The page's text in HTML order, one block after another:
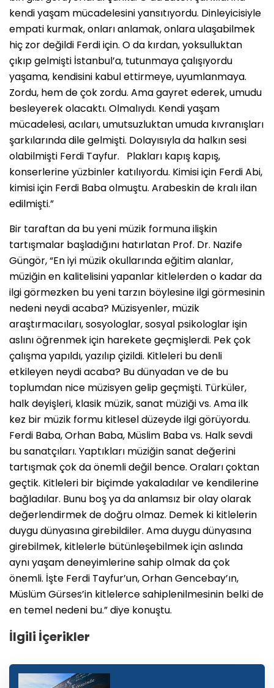
kendi yaşam mücadelesini yansıtıyordu. Dinleyicisiyle
empati kurmak, onları anlamak, onlara ulaşabilmek
hiç zor değildi Ferdi için. O da kırdan, yoksulluktan
çıkıp gelmişti İstanbul’a, tutunmaya çalışıyordu
yaşama, kendisini kabul ettirmeye, uyumlanmaya.
Zordu, hem de çok zordu. Ama gayret ederek, umudu
besleyerek olacaktı. Olmalıydı. Kendi yaşam
mücadelesi, acıları, umutsuzluktan umuda kıvranışları
şarkılarında dile gelmişti. Dolayısıyla da halkın sesi
olabilmişti Ferdi Tayfur. Plakları kapış kapış,
konserlerine yüzbinler katılıyordu. Kimisi için Ferdi Abi,
kimisi için Ferdi Baba olmuştu. Arabeskin de kralı ilan
edilmişti.”
Bir taraftan da bu yeni müzik formuna ilişkin
tartışmalar başladığını hatırlatan Prof. Dr. Nazife
Güngör, “En iyi müzik okullarında eğitim alanlar,
müziğin en kalitelisini yapanlar kitlelerden o kadar da
ilgi görmezken bu yeni tarzın böylesine ilgi görmesinin
nedeni neydi acaba? Müzisyenler, müzik
araştırmacıları, sosyologlar, sosyal psikologlar işin
aslını öğrenmek için harekete geçmişlerdi. Pek çok
çalışma yapıldı, yazılıp çizildi. Kitleleri bu denli
etkileyen neydi acaba? Bu dünyadan ve de bu
toplumdan nice müzisyen gelip geçmişti. Türküler,
halk deyişleri, klasik müzik, sanat müziği vs. Ama ilk
kez bir müzik formu kitlesel düzeyde ilgi görüyordu.
Ferdi Baba, Orhan Baba, Müslim Baba vs. Halk sevdi
bu sanatçıları. Yaptıkları müziğin sanat değerini
tartışmak çok da önemli değil bence. Oraları çoktan
geçtik. Kitleleri bir biçimde yakaladılar ve kendilerine
bağladılar. Bunu boş ya da anlamsız bir olay olarak
değerlendirmek de doğru olmaz. Demek ki kitlelerin
duygu dünyasına girebildiler. Ama duygu dünyasına
girebilmek, kitlelerle bütünleşebilmek için aslında
aynı yaşam deneyimlerine sahip olmak da çok
önemli. İşte Ferdi Tayfur’un, Orhan Gencebay’ın,
Müslüm Gürses’in kitlelerce sahiplenilmesinin belki de
en temel nedeni bu.” diye konuştu.
İlgili İçerikler